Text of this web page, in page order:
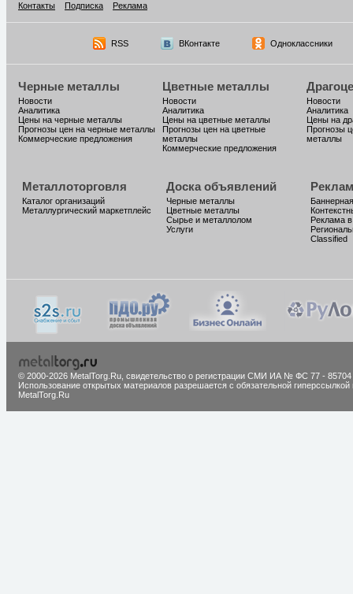
Контакты
Подписка Реклама
RSS ВКонтакте Одноклассники
Черные металлы
Новости
Аналитика
Цены на черные металлы
Прогнозы цен на черные металлы
Коммерческие предложения
Цветные металлы
Новости
Аналитика
Цены на цветные металлы
Прогнозы цен на цветные
металлы
Коммерческие предложения
Новости
Аналитика
Цены на
Прогнозы
металлы
Металлоторговля
Каталог организаций
Металлургический маркетплейс
Доска объявлений
Черные металлы
Цветные металлы
Сырье и металлолом
Услуги
Реклама
Classified
© 2000-2026 MetalTorg.Ru, cвидетельство о регистрации СМИ ИА № ФС 77 - 85704
Использование открытых материалов разрешается с обязательной гиперссылкой
MetalTorg.Ru